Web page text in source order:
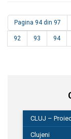
Pagina 94 din 97
92 93 94
CLUJ –
Clujeni